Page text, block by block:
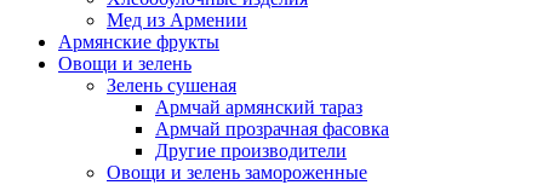
Мед из Армении
Армянские фрукты
Овощи и зелень
Зелень сушеная
Армчай армянский тараз
Армчай прозрачная фасовка
Другие производители
Овощи и зелень замороженные